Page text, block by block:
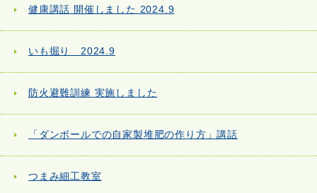
健康講話 開催しました 2024.9
いも掘り 2024.9
防火避難訓練 実施しました
「ダンボールでの自家製堆肥の作り方」講話
つまみ細工教室